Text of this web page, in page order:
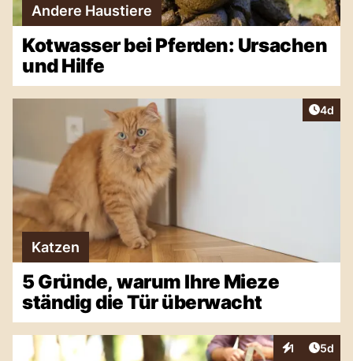
Andere Haustiere
Kotwasser bei Pferden: Ursachen
und Hilfe
4d
Katzen
5 Gründe, warum Ihre Mieze
ständig die Tür überwacht
1
Interaktionen
5d